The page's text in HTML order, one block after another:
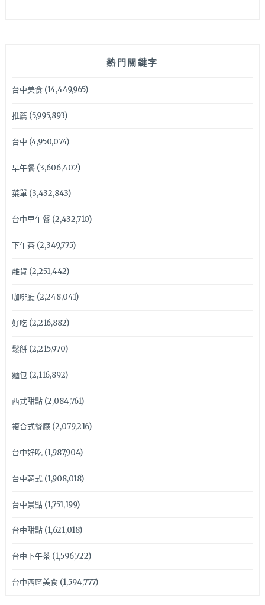
熱門關鍵字
台中美食(14,449,965)
推薦(5,995,893)
台中 (4,950,074)
早午餐(3,606,402)
菜單(3,432,843)
台中早午餐(2,432,710)
下午茶(2,349,775)
雜貨 (2,251,442)
咖啡廳(2,248,041)
好吃(2,216,882)
鬆餅(2,215,970)
麵包(2,116,892)
西式甜點(2,084,761)
複合式餐廳(2,079,216)
台中好吃(1,987,904)
台中韓式(1,908,018)
台中景點(1,751,199)
台中甜點(1,621,018)
台中下午茶(1,596,722)
台中西區美食(1,594,777)